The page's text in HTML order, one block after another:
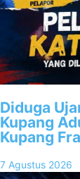
Diduga
Kupang
Kupang
7 Agustus 2026